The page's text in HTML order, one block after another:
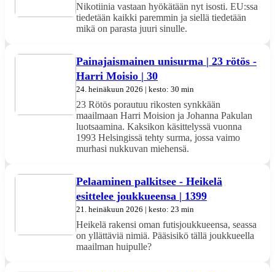
Nikotiinia vastaan hyökätään nyt isosti. EU:ssa
tiedetään kaikki paremmin ja siellä tiedetään
mikä on parasta juuri sinulle.
Painajaismainen unisurma | 23 rötös -
Harri Moisio | 30
24. heinäkuun 2026 | kesto: 30 min
23 Rötös porautuu rikosten synkkään
maailmaan Harri Moision ja Johanna Pakulan
luotsaamina. Kaksikon käsittelyssä vuonna
1993 Helsingissä tehty surma, jossa vaimo
murhasi nukkuvan miehensä.
Pelaaminen palkitsee - Heikelä
esittelee joukkueensa | 1399
21. heinäkuun 2026 | kesto: 23 min
Heikelä rakensi oman futisjoukkueensa, seassa
on yllättäviä nimiä. Pääsisikö tällä joukkueella
maailman huipulle?